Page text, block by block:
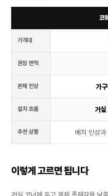
코
가격대
권장 면적
본체 인상 가
설치 흐름 거실
추천 상황 배치 인상
이렇게 고르면 됩니다
거실 코너에 두고 본체 존재감을 낮